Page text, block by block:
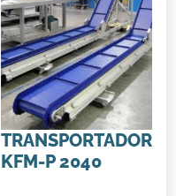
TRANSPORTADOR
KFM-P 2040